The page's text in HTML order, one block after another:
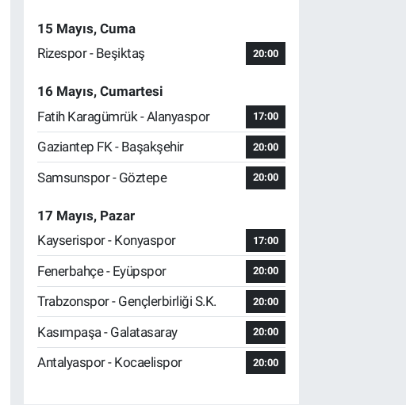
15 Mayıs, Cuma
Rizespor - Beşiktaş
20:00
16 Mayıs, Cumartesi
Fatih Karagümrük - Alanyaspor
17:00
Gaziantep FK - Başakşehir 20:00
Samsunspor - Göztepe 20:00
17 Mayıs, Pazar
Kayserispor - Konyaspor
17:00
Fenerbahçe - Eyüpspor 20:00
Trabzonspor - Gençlerbirliği S.K. 20:00
Kasımpaşa - Galatasaray 20:00
Antalyaspor - Kocaelispor 20:00